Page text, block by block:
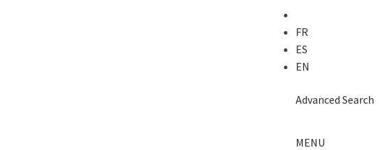
FR
ES
EN
Advanced Search
MENU